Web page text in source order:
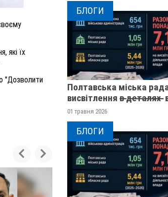
які їх
"Дозволити
БЛОГИ
Полтавська міська
висвітлення в̶ ̶д̶е̶т̶а̶л̶я̶х̶
01 травня 2026
БЛОГИ